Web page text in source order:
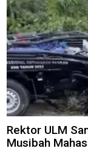
Rektor ULM
Musibah